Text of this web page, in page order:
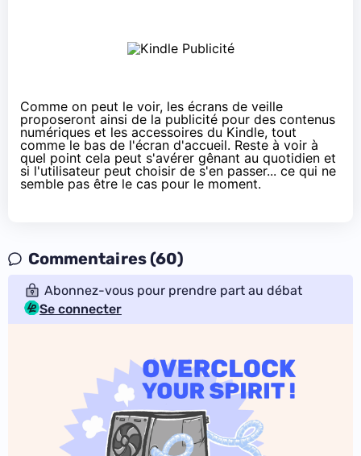
Comme on peut le voir, les écrans de veille
proposeront ainsi de la publicité pour des contenus
numériques et les accessoires du Kindle, tout
comme le bas de l'écran d'accueil. Reste à voir à
quel point cela peut s'avérer gênant au quotidien et
si l'utilisateur peut choisir de s'en passer... ce qui ne
semble pas être le cas pour le moment.
Commentaires (60)
Abonnez-vous pour prendre part au débat
Se connecter